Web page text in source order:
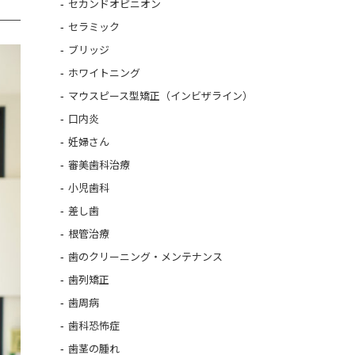
セカンドオピニオン
セラミック
ブリッジ
ホワイトニング
マウスピース型矯正（インビザライン）
口内炎
妊婦さん
審美歯科治療
小児歯科
差し歯
根管治療
歯のクリーニング・メンテナンス
歯列矯正
歯周病
歯科恐怖症
歯茎の腫れ